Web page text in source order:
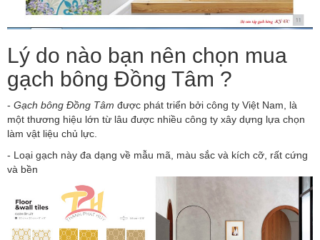
Lý do nào bạn nên chọn mua
gạch bông Đồng Tâm ?
- Gạch bông Đồng Tâm được phát triển bởi công ty Việt Nam, là
một thương hiệu lớn từ lâu được nhiều công ty xây dựng lựa chọn
làm vật liệu chủ lực.
- Loại gạch này đa dạng về mẫu mã, màu sắc và kích cỡ, rất cứng
và bền